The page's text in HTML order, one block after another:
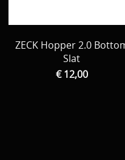
ZECK Hopper 2.0
Slat
€ 12,00